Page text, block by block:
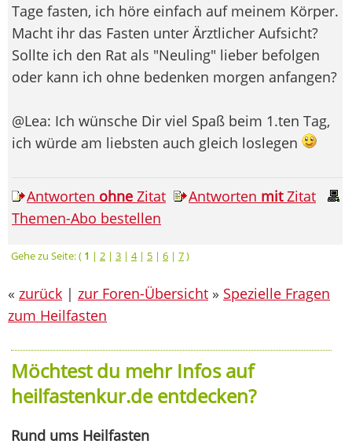
Tage fasten, ich höre einfach auf meinem Körper.
Macht ihr das Fasten unter Ärztlicher Aufsicht?
Sollte ich den Rat als "Neuling" lieber befolgen
oder kann ich ohne bedenken morgen anfangen?
@Lea: Ich wünsche Dir viel Spaß beim 1.ten Tag,
ich würde am liebsten auch gleich loslegen
Antworten ohne Zitat Antworten mitZitat
Themen-Abo bestellen
Gehe zu Seite: ( 1 | 2 | 3 | 4| 5 | 6 | 7)
« zurück | zur Foren-Übersicht » Spezielle Fragen
zum Heilfasten
Möchtest du mehr Infos auf
heilfastenkur.de entdecken?
Rund ums Heilfasten